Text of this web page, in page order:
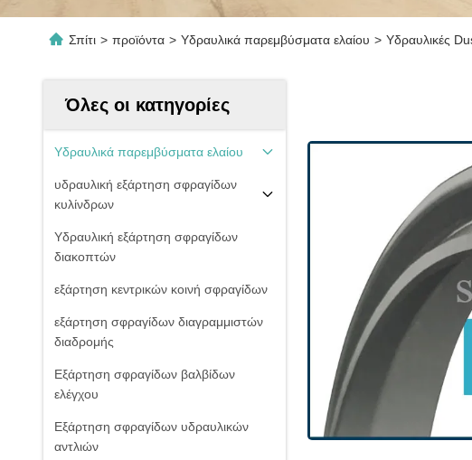
Σπίτι > προϊόντα > Υδραυλικά παρεμβύσματα ελαίου > Υδραυλικές
Όλες οι κατηγορίες
Υδραυλικά παρεμβύσματα ελαίου
υδραυλική εξάρτηση σφραγίδων
κυλίνδρων
Υδραυλική εξάρτηση σφραγίδων
διακοπτών
εξάρτηση κεντρικών κοινή σφραγίδων
εξάρτηση σφραγίδων διαγραμμιστών
διαδρομής
Εξάρτηση σφραγίδων βαλβίδων
ελέγχου
Εξάρτηση σφραγίδων υδραυλικών
αντλιών